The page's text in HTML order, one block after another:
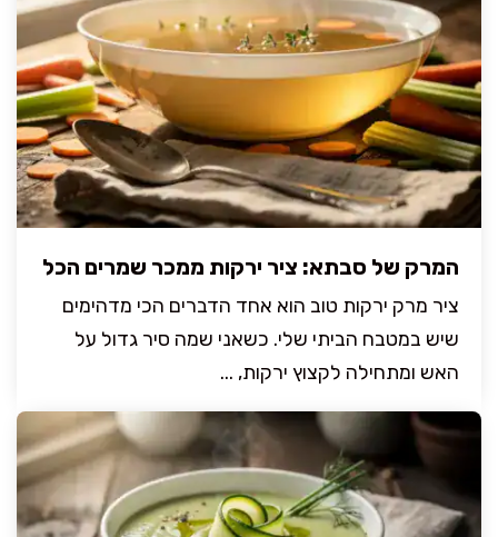
המרק של סבתא: ציר ירקות ממכר שמרים הכל
ציר מרק ירקות טוב הוא אחד הדברים הכי מדהימים
שיש במטבח הביתי שלי. כשאני שמה סיר גדול על
האש ומתחילה לקצוץ ירקות, ...